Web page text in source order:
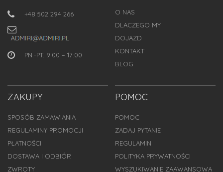
+48 502 294 266
PN.-PT. 9:00 – 17:00
O NAS
DLACZEGO MY
DOJAZD
KONTAKT
BLOG
ZAKUPY
SPOSÓB ZAMAWIANIA
REGULAMINY PROMOCJI
PŁATNOŚCI
DOSTAWA I ODBIÓR
ZWROTY
POMOC
POMOC
ZADAJ PYTANIE
REGULAMIN
POLITYKA PRYWATNOŚCI
WYSZUKIWANIE ZAAWANSOWA